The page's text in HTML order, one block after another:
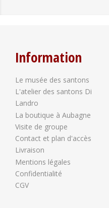
Information
Le musée des santons
L'atelier des santons Di
Landro
La boutique à Aubagne
Visite de groupe
Contact et plan d'accès
Livraison
Mentions légales
Confidentialité
CGV